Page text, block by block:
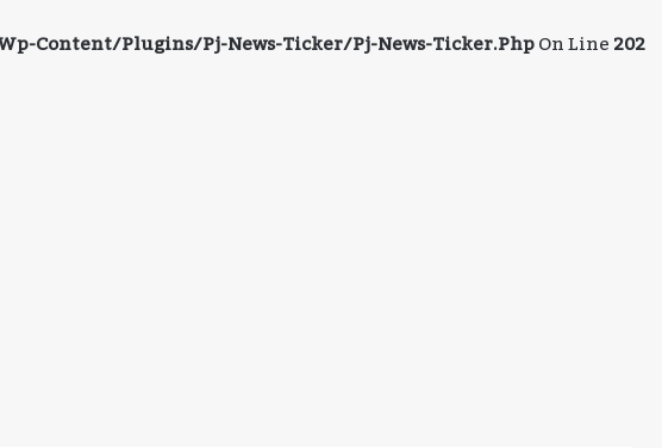
Content/plugins/pj-News-Ticker/pj-News-Ticker.phpOn Line202